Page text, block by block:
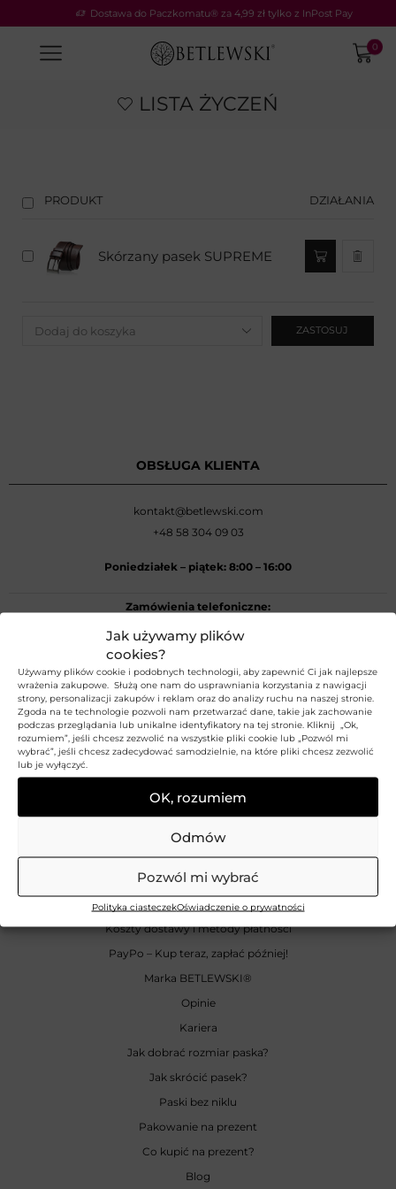
Jak używamy plików
cookies?
Używamy plików cookie i podobnych technologii, aby zapewnić Ci jak najlepsze
wrażenia zakupowe. Służą one nam do usprawniania korzystania z nawigacji
strony, personalizacji zakupów i reklam oraz do analizy ruchu na naszej stronie.
Zgoda na te technologie pozwoli nam przetwarzać dane, takie jak zachowanie
podczas przeglądania lub unikalne identyfikatory na tej stronie. Kliknij „Ok,
rozumiem”, jeśli chcesz zezwolić na wszystkie pliki cookie lub „Pozwól mi
wybrać”, jeśli chcesz zadecydować samodzielnie, na które pliki chcesz zezwolić
lub je wyłączyć.
OK, rozumiem
Odmów
Pozwól mi wybrać
Polityka ciasteczekOświadczenie o prywatności
Dostawa do Paczkomatu® za 4,99 zł tylko z InPost Pay
0
LISTA ŻYCZEŃ
PRODUKT DZIAŁANIA
Skórzany pasek SUPREME
ZASTOSUJ
OBSŁUGA KLIENTA
kontakt@betlewski.com
+48 58 304 09 03
Poniedziałek – piątek: 8:00 – 16:00
Zamówienia telefoniczne:
+48 58 304 09 03
REGULAMIN
Regulamin sklepu
Polityka prywatności
INFORMACJE
Zwroty
Reklamacje
Odstąpienie od umowy
Koszty dostawy i metody płatności
PayPo – Kup teraz, zapłać później!
Marka BETLEWSKI®
Opinie
Kariera
Jak dobrać rozmiar paska?
Jak skrócić pasek?
Paski bez niklu
Pakowanie na prezent
Co kupić na prezent?
Blog